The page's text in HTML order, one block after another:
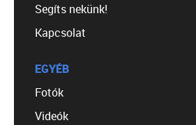
Segíts nekünk!
Kapcsolat
EGYÉB
Fotók
Videók